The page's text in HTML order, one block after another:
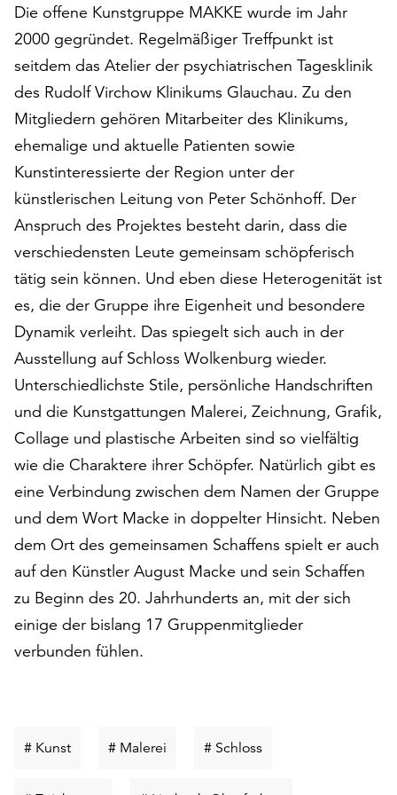
auf
„Alle
akzeptieren“,
alle
Cookies
zu
akzeptieren.
Sie
können
Ihr
Einverständnis
jederzeit
ändern
und
widerrufen.
Dafür
steht
Ihnen
am
Ende
der
Seite
die
Schaltfläche
„Cookie-
Einstellungen“
zur
Verfügung.
Funktionale
Cookies
werden
weiterhin
Die offene Kunstgruppe MAKKE wurde im Jahr
2000 gegründet. Regelmäßiger Treffpunkt ist
seitdem das Atelier der psychiatrischen Tagesklinik
des Rudolf Virchow Klinikums Glauchau. Zu den
Mitgliedern gehören Mitarbeiter des Klinikums,
ehemalige und aktuelle Patienten sowie
Kunstinteressierte der Region unter der
künstlerischen Leitung von Peter Schönhoff. Der
Anspruch des Projektes besteht darin, dass die
verschiedensten Leute gemeinsam schöpferisch
tätig sein können. Und eben diese Heterogenität ist
es, die der Gruppe ihre Eigenheit und besondere
Dynamik verleiht. Das spiegelt sich auch in der
Ausstellung auf Schloss Wolkenburg wieder.
Unterschiedlichste Stile, persönliche Handschriften
und die Kunstgattungen Malerei, Zeichnung, Grafik,
Collage und plastische Arbeiten sind so vielfältig
wie die Charaktere ihrer Schöpfer. Natürlich gibt es
eine Verbindung zwischen dem Namen der Gruppe
und dem Wort Macke in doppelter Hinsicht. Neben
dem Ort des gemeinsamen Schaffens spielt er auch
auf den Künstler August Macke und sein Schaffen
zu Beginn des 20. Jahrhunderts an, mit der sich
einige der bislang 17 Gruppenmitglieder
verbunden fühlen.
# KunstSchlüsselwort
# Malerei Schlüsselwort
# SchlossSchlüsselwort